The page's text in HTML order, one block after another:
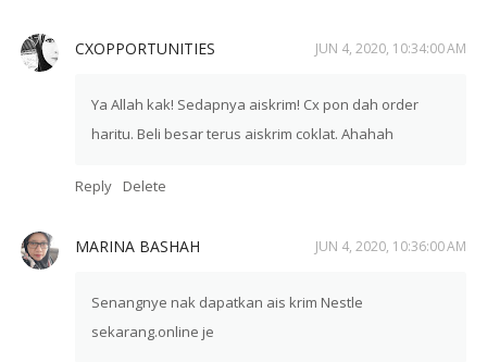
CXOPPORTUNITIES JUN 4, 2020, 10:34:00 AM
Ya Allah kak! Sedapnya aiskrim! Cx pon dah order
haritu. Beli besar terus aiskrim coklat. Ahahah
Reply Delete
MARINA BASHAH JUN 4, 2020, 10:36:00 AM
Senangnye nak dapatkan ais krim Nestle
sekarang.online je